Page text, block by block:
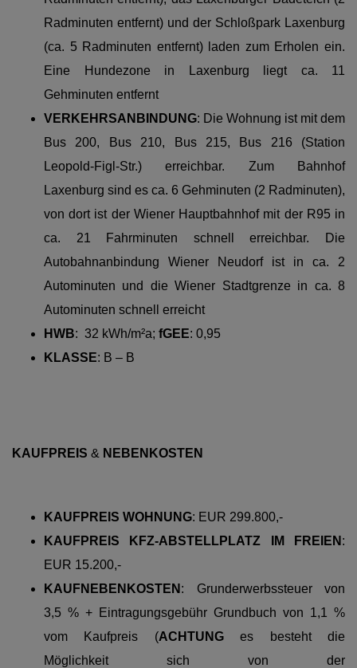
Radminuten entfernt) und der Schloßpark Laxenburg
(ca. 5 Radminuten entfernt) laden zum Erholen ein.
Eine Hundezone in Laxenburg liegt ca. 11
Gehminuten entfernt
VERKEHRSANBINDUNG: Die Wohnung ist mit dem
Bus 200, Bus 210, Bus 215, Bus 216 (Station
Leopold-Figl-Str.) erreichbar. Zum Bahnhof
Laxenburg sind es ca. 6 Gehminuten (2 Radminuten),
von dort ist der Wiener Hauptbahnhof mit der R95 in
ca. 21 Fahrminuten schnell erreichbar. Die
Autobahnanbindung Wiener Neudorf ist in ca. 2
Autominuten und die Wiener Stadtgrenze in ca. 8
Autominuten schnell erreicht
HWB: 32 kWh/m²a; fGEE: 0,95
KLASSE: B – B
KAUFPREIS & NEBENKOSTEN
KAUFPREIS WOHNUNG: EUR 299.800,-
KAUFPREIS KFZ-ABSTELLPLATZ IM FREIEN :
EUR 15.200,-
KAUFNEBENKOSTEN :
Grunderwerbssteuer von
3,5 % + Eintragungsgebühr Grundbuch von 1,1 %
vom Kaufpreis (ACHTUNGes besteht die
Möglichkeit sich von der